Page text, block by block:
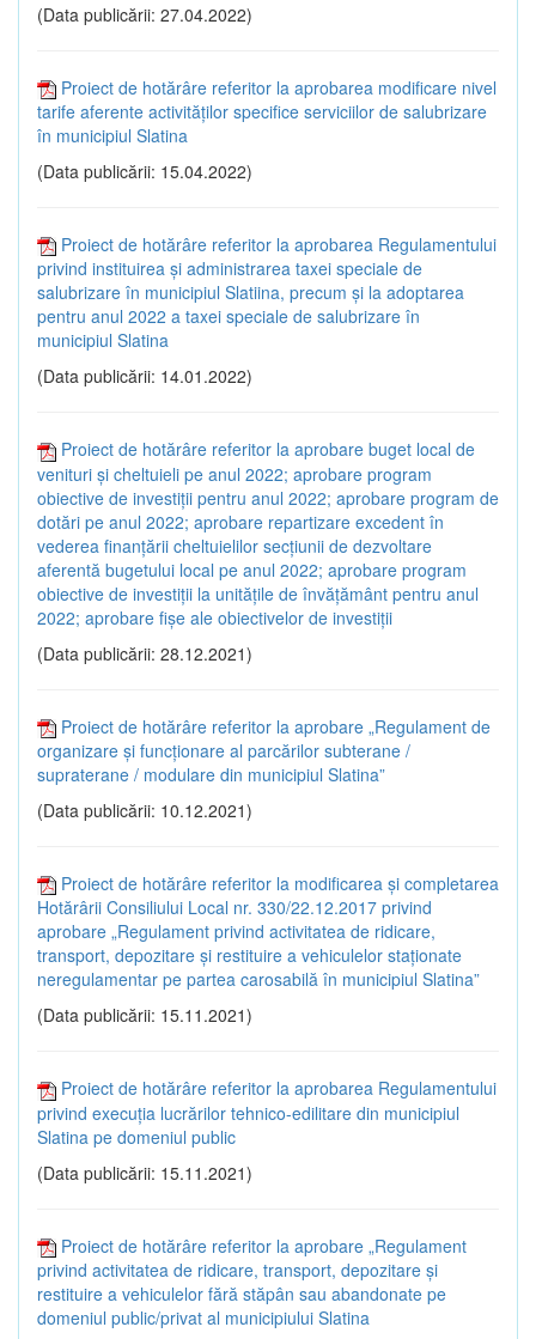
(Data publicării: 27.04.2022)
Proiect de hotărâre referitor la aprobarea modificare nivel
tarife aferente activităților specifice serviciilor de salubrizare
în municipiul Slatina
(Data publicării: 15.04.2022)
Proiect de hotărâre referitor la aprobarea Regulamentului
privind instituirea și administrarea taxei speciale de
salubrizare în municipiul Slatiina, precum și la adoptarea
pentru anul 2022 a taxei speciale de salubrizare în
municipiul Slatina
(Data publicării: 14.01.2022)
Proiect de hotărâre referitor la aprobare buget local de
venituri și cheltuieli pe anul 2022; aprobare program
obiective de investiții pentru anul 2022; aprobare program de
dotări pe anul 2022; aprobare repartizare excedent în
vederea finanțării cheltuielilor secțiunii de dezvoltare
aferentă bugetului local pe anul 2022; aprobare program
obiective de investiții la unitățile de învățământ pentru anul
2022; aprobare fișe ale obiectivelor de investiții
(Data publicării: 28.12.2021)
Proiect de hotărâre referitor la aprobare „Regulament de
organizare și funcționare al parcărilor subterane /
supraterane / modulare din municipiul Slatina”
(Data publicării: 10.12.2021)
Proiect de hotărâre referitor la modificarea și completarea
Hotărârii Consiliului Local nr. 330/22.12.2017 privind
aprobare „Regulament privind activitatea de ridicare,
transport, depozitare și restituire a vehiculelor staționate
neregulamentar pe partea carosabilă în municipiul Slatina”
(Data publicării: 15.11.2021)
Proiect de hotărâre referitor la aprobarea Regulamentului
privind execuția lucrărilor tehnico-edilitare din municipiul
Slatina pe domeniul public
(Data publicării: 15.11.2021)
Proiect de hotărâre referitor la aprobare „Regulament
privind activitatea de ridicare, transport, depozitare și
restituire a vehiculelor fără stăpân sau abandonate pe
domeniul public/privat al municipiului Slatina